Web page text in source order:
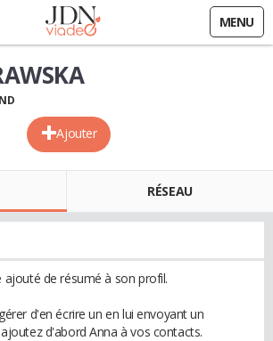
MENU
Ajouter
RÉSEAU
ajouté de résumé à son profil.
d'en écrire un en lui envoyant un
d'abord Anna à vos contacts.